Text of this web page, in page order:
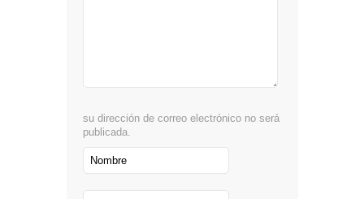
su dirección de correo electrónico no será
publicada.